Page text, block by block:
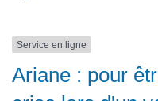
Service en ligne
Ariane : pour